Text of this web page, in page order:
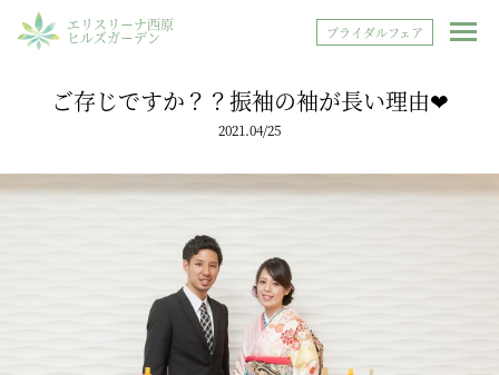
エリスリーナ西原
ヒルズガーデン ブライダルフェア
ご存じですか？？振袖の袖が長い理由❤
2021.04/25